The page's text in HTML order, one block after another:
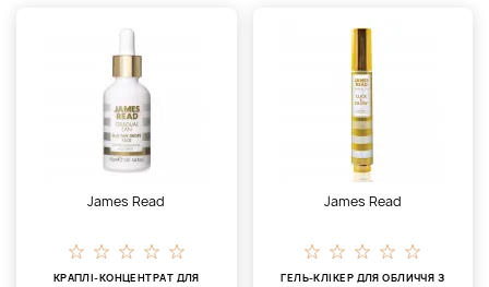
James Read
КРАПЛІ-КОНЦЕНТРАТ ДЛЯ
James Read
ГЕЛЬ-КЛІКЕР ДЛЯ ОБЛИЧЧЯ З